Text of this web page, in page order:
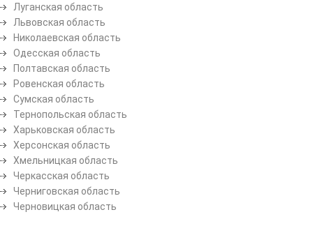
Луганская область
Львовская область
Николаевская область
Одесская область
Полтавская область
Ровенская область
Сумская область
Тернопольская область
Харьковская область
Херсонская область
Хмельницкая область
Черкасская область
Черниговская область
Черновицкая область